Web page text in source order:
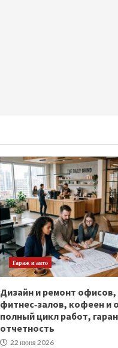
Гараж и авто
Дизайн и ремонт офисов,
фитнес‑залов, кофеен и
полный цикл работ,
отчетность
22 июня 2026